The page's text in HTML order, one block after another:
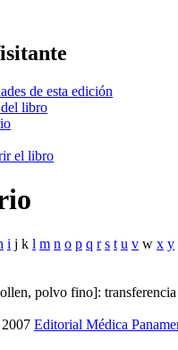
de esta edición
libro
el libro
i j k l m n o p q r s t u v w x y
polvo fino]:
Editorial Médica